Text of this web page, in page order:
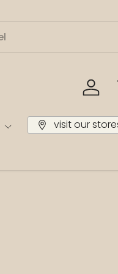
Se
visit our